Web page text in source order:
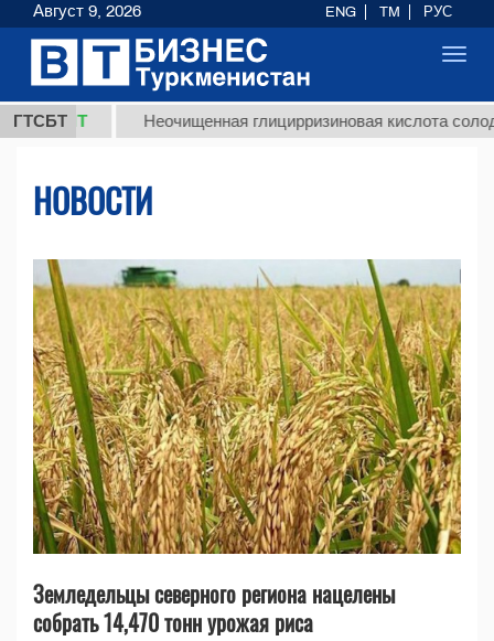
ГТСБТНеочищенная глицирризиновая кислота солодкового
НОВОСТИ
Земледельцы северного региона нацелены
собрать 14,470 тонн урожая риса
Август 9, 2026 ENG TM РУС